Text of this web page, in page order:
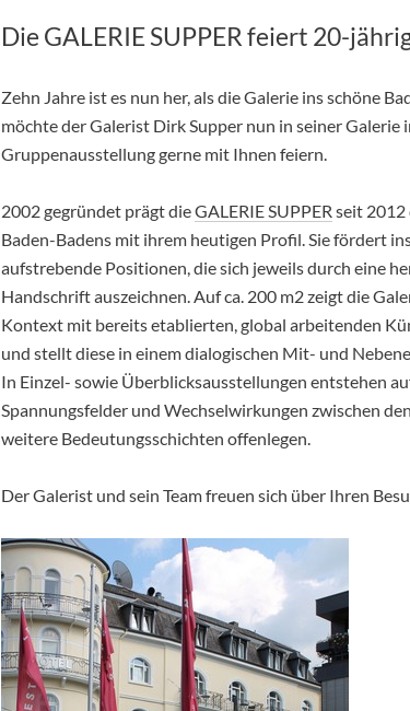
Die GALERIE SUPPER feiert 20-
Zehn Jahre ist es nun her, als die Galerie ins schöne
möchte der Galerist Dirk Supper nun in seiner Galerie
Gruppenausstellung gerne mit Ihnen feiern.
2002 gegründet prägt dieGALERIE SUPPER seit 2012
Baden-Badens mit ihrem heutigen Profil. Sie fördert
aufstrebende Positionen, die sich jeweils durch eine
Handschrift auszeichnen. Auf ca. 200 m2 zeigt die
Kontext mit bereits etablierten, global arbeitenden
und stellt diese in einem dialogischen Mit- und
In Einzel- sowie Überblicksausstellungen entstehen
Spannungsfelder und Wechselwirkungen zwischen
weitere Bedeutungsschichten offenlegen.
Der Galerist und sein Team freuen sich über Ihren